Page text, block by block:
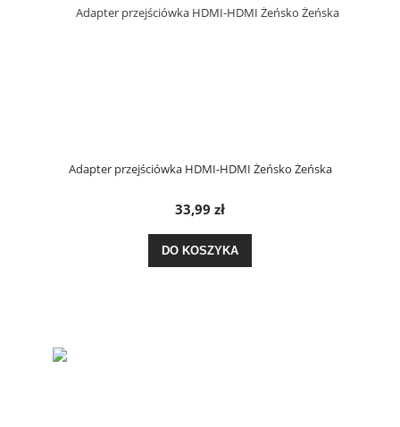
Adapter przejściówka HDMI-HDMI Żeńsko Żeńska
33,99 zł
DO KOSZYKA